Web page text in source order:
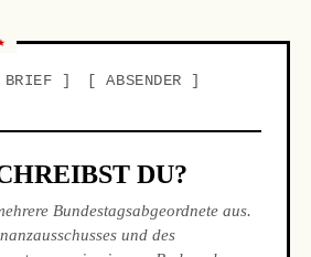
BRIEF
ABSENDER
DU?
Bundestagsabgeordnete aus.
und des